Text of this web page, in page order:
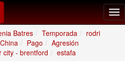
Batres Temporada
rodri
China Pago
Agresión
city - brentford
estafa